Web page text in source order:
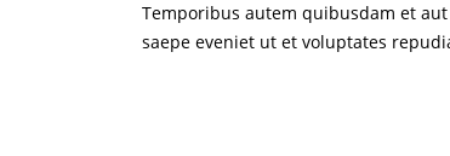
Temporibus autem quibusdam et
saepe eveniet ut et voluptates